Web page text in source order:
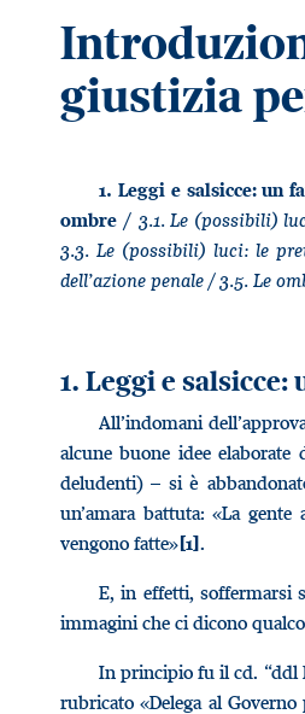
giustizia
1. Leggi e salsicce: un
ombre / 3.1. Le (possibili)
3.3. Le (possibili) luci: le
dell’azione penale / 3.5. Le
1. Leggi e salsicce:
All’indomani
alcune buone idee elaborate
deludenti) – si è
un’amara battuta: «La
vengono fatte»[1].
E, in effetti, soffermarsi
immagini che ci dicono
In principio fu il cd. “ddl
rubricato «Delega al